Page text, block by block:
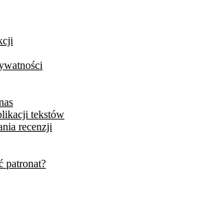
tekstów
recenzji
patronat?